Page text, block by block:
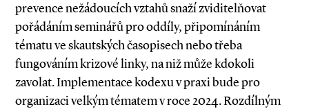
prevence nežádoucích vztahů snaží zviditelňovat
pořádáním seminářů pro oddíly, připomínáním
tématu ve skautských časopisech nebo třeba
fungováním krizové linky, na niž může kdokoli
zavolat. Implementace kodexu v praxi bude pro
organizaci velkým tématem v roce 2024. Rozdílným